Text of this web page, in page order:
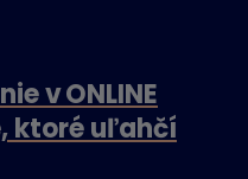
v ONLINE
ktoré uľahčí